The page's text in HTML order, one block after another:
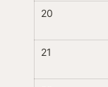
20
21